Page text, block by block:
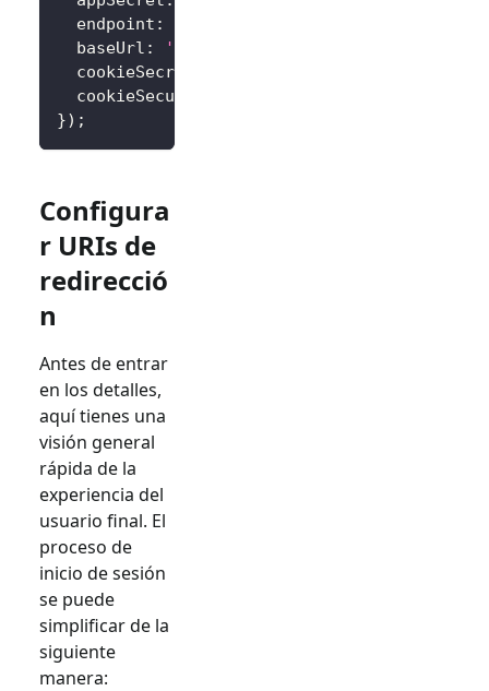
  endpoint
:
  baseUrl
: 'http://localhost:3000'
  cookieSecret
  cookieSecure
}) ;
Configura
r URIs de
redirecció
n
Antes de entrar
en los detalles,
aquí tienes una
visión general
rápida de la
experiencia del
usuario final. El
proceso de
inicio de sesión
se puede
simplificar de la
siguiente
manera: